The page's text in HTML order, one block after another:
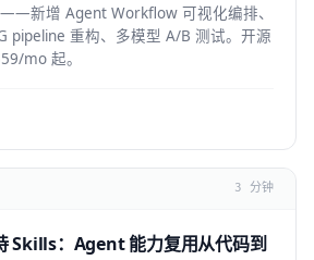
新增 Agent Workflow 可视化编排、
pipeline 重构、多模型 A/B 测试。开源
mo 起。
3 分钟
Skills：Agent 能力复用从代码到